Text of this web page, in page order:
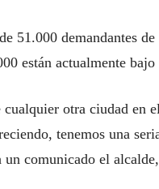
51.000 demandantes
están actualmente
cualquier otra ciudad en
tenemos una
comunicado el alcalde,